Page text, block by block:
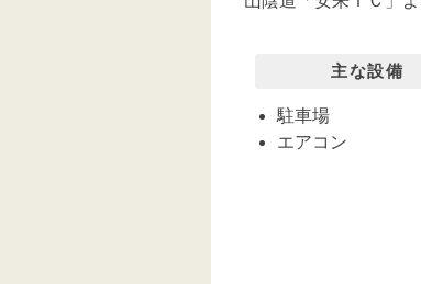
主な設備
駐車場
エアコン